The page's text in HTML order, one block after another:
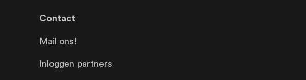
Contact
Mail ons!
Inloggen partners